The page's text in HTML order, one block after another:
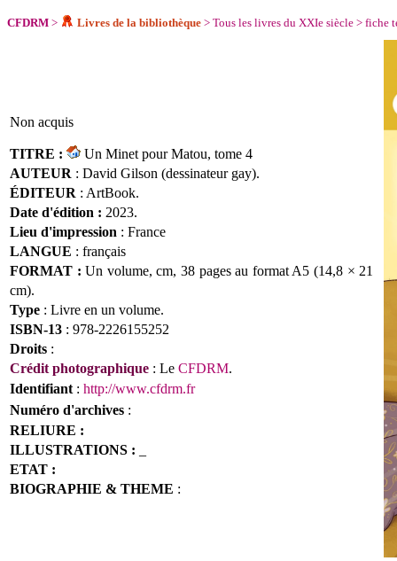
CFDRM > Livres de la bibliothèque > Tous les livres du XXIe siècle > fiche
Non acquis
TITRE :
Un Minet pour Matou, tome 4
AUTEUR : David Gilson (dessinateur gay).
ÉDITEUR : ArtBook.
Date d'édition : 2023.
Lieu d'impression : France
LANGUE : français
FORMAT : Un volume,cm,38 pagesau format A5 (14,8 × 21
cm).
Type : Livre en un volume.
ISBN-13 : 978-2226155252
Droits :
Crédit photographique : Le CFDRM.
Identifiant : http://www.cfdrm.fr
Numéro d'archives :
RELIURE :
ILLUSTRATIONS :
ETAT :
BIOGRAPHIE & THEME :